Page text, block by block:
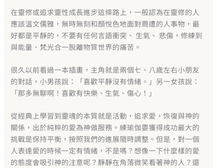
在靈修或追求靈性成長進步這條路上，一般認為在靈修的人
應該溫文儒雅，無時無刻和顏悅色地面對周遭的人事物，最
好都是平靜的，不要有任何言語衝突、 生氣、 悲傷，修練到
與能量、梵光合一脫離物質世界的痛苦。
很久以前看過一本插畫，主角就是兩個七、八歲左右小朋友
的對話，小男孩說：「喜歡平靜沒有情緒。」另一女孩說：
「那多無聊啊！喜歡有快樂、生氣、傷心！」
從經典上學習到靈魂的本質就是活動，追求愛，恢復與神的
關係，出於純粹的愛為神做服務。練瑜伽要獲得成功最大的
挑戰是保持平衡，按照我們的進展隨時調整。但是，對一個
人表達愛的時候一定有情緒，不是嗎？想像一下什麼樣的愛
的態度會吸引神的注意呢？靜靜在角落微笑看著神的人？還